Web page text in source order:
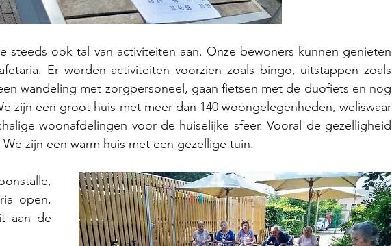
steeds ook tal van activiteiten aan. Onze bewoners kunnen genieten
Er worden activiteiten voorzien zoals bingo, uitstappen zoals
wandeling met zorgpersoneel, gaan fietsen met de duofiets en nog
zijn een groot huis met meer dan 140 woongelegenheden, weliswaar
woonafdelingen voor de huiselijke sfeer. Vooral de gezelligheid
zijn een warm huis met een gezellige tuin.
open,
aan de